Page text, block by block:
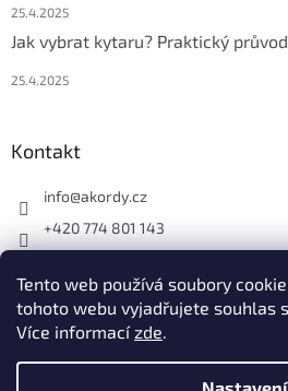
Tento web používá soubory
tohoto webu vyjadřujete souhlas
Více informacízde.
25.4.2025
Jak vybrat kytaru? Praktický
25.4.2025
Kontakt
info@akordy.cz
+420 774 801 143
akordy_cz